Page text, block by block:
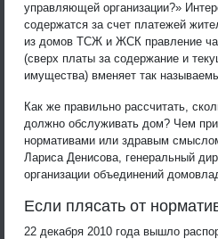
управляющей организации?»
содержатся за счет платежей
из домов ТСЖ и ЖСК правление
(сверх платы за содержание и
имущества) вменяет так
Как же правильно рассчитать,
должно обслуживать дом? Чем
нормативами или здравым
Лариса Денисова, генеральный
организации объединений
Если плясать от
22 декабря 2010 года вышло